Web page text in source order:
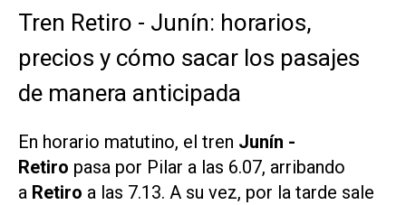
Tren Retiro - Junín: horarios,
precios y cómo sacar los pasajes
de manera anticipada
En horario matutino, el tren Junín -
Retiro pasa por Pilar a las 6.07, arribando
a Retiro a las 7.13. A su vez, por la tarde sale